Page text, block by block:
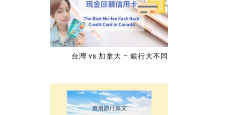
台灣 vs 加拿大 – 銀行大不同